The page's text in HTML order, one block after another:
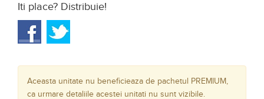
Iti place? Distribuie!
Aceasta unitate nu beneficieaza de pachetul PREMIUM,
ca urmare detaliile acestei unitati nu sunt vizibile.